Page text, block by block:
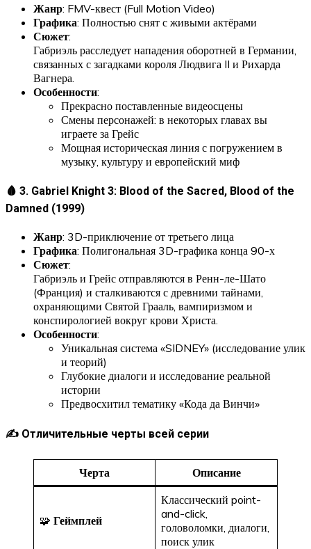
Жанр: FMV-квест (Full Motion Video)
Графика: Полностью снят с живыми актёрами
Сюжет:
Габриэль расследует нападения оборотней в Германии,
связанных с загадками короля Людвига II и Рихарда
Вагнера.
Особенности:
Прекрасно поставленные видеосцены
Смены персонажей: в некоторых главах вы
играете за Грейс
Мощная историческая линия с погружением в
музыку, культуру и европейский миф
🩸 3. Gabriel Knight 3: Blood of the Sacred, Blood of the
Damned (1999)
Жанр: 3D-приключение от третьего лица
Графика: Полигональная 3D-графика конца 90-х
Сюжет:
Габриэль и Грейс отправляются в Ренн-ле-Шато
(Франция) и сталкиваются с древними тайнами,
охраняющими Святой Грааль, вампиризмом и
конспирологией вокруг крови Христа.
Особенности:
Уникальная система «SIDNEY» (исследование улик
и теорий)
Глубокие диалоги и исследование реальной
истории
Предвосхитил тематику «Кода да Винчи»
✍️ Отличительные черты всей серии
Черта Описание
🧩 Геймплей
Классический point-
and-click,
головоломки, диалоги,
поиск улик